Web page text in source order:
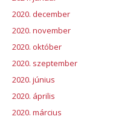
2020. december
2020. november
2020. október
2020. szeptember
2020. június
2020. április
2020. március